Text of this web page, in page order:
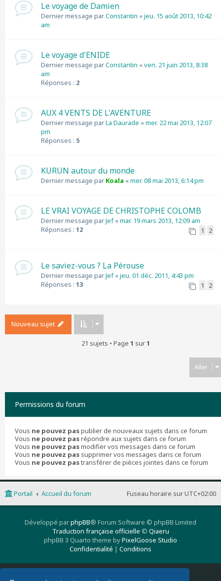
Le voyage de Damien
Dernier message parConstantin «jeu. 15 août 2013, 10:42
am
Le voyage d'ENIDE
Dernier message parConstantin «ven. 21 juin 2013, 8:38
am
Réponses : 2
AUX 4 VENTS DE L'AVENTURE
Dernier message parLa Daurade «mer. 22 mai 2013, 12:07
pm
Réponses : 5
KURUN autour du monde
Dernier message par Koala «mer. 08 mai 2013, 6:14 pm
LE VRAI VOYAGE DE CHRISTOPHE COLOMB
Dernier message parJef«mar. 19 mars 2013, 12:09 am
Réponses : 12 1 2
Le saviez-vous ? La Pérouse
Dernier message parJef«jeu. 01 déc. 2011, 4:43 pm
Réponses : 13 1 2
Nouveau sujet
21 sujets • Page 1 sur1
Aller
Permissions du forum
Vous ne pouvez paspublier de nouveaux sujets dans ce forum
Vous ne pouvez pasrépondre aux sujets dans ce forum
Vous ne pouvez pasmodifier vos messages dans ce forum
Vous ne pouvez pas supprimer vos messages dans ce forum
Vous ne pouvez pastransférer de pièces jointes dans ce forum
Fuseau horaire surUTC+02:00
Portail Accueil du forum
Développé parphpBB® Forum Software © phpBB Limited
Traduction française officielle © Qiaeru
phpBB 3 Quarto theme byPixelGoose Studio
Confidentialité | Conditions